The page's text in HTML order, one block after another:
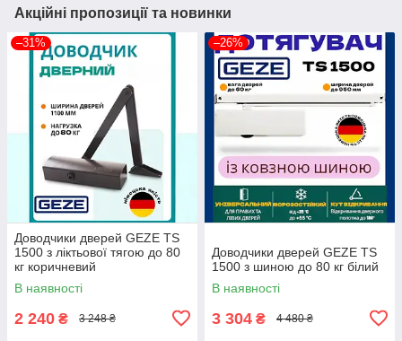
Акційні пропозиції та новинки
–31%
Доводчики дверей GEZE TS
1500 з ліктьової тягою до 80
кг коричневий
В наявності
2 240 ₴ 3 248 ₴
–26%
Доводчики дверей GEZE TS
1500 з шиною до 80 кг білий
В наявності
3 304 ₴ 4 480 ₴